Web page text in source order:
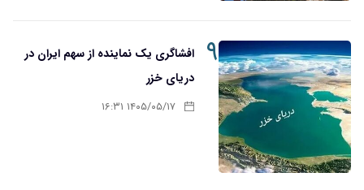
۹
افشاگری یک نماینده از سهم ایران در
دریای خزر
۱۴۰۵/۰۵/۱۷ ۱۶:۳۱